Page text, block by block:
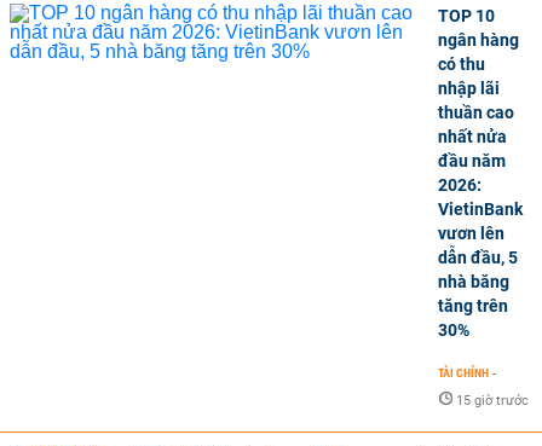
TOP 10
ngân hàng
có thu
nhập lãi
thuần cao
nhất nửa
đầu năm
2026:
VietinBank
vươn lên
dẫn đầu, 5
nhà băng
tăng trên
30%
TÀI CHÍNH -
15 giờ trước